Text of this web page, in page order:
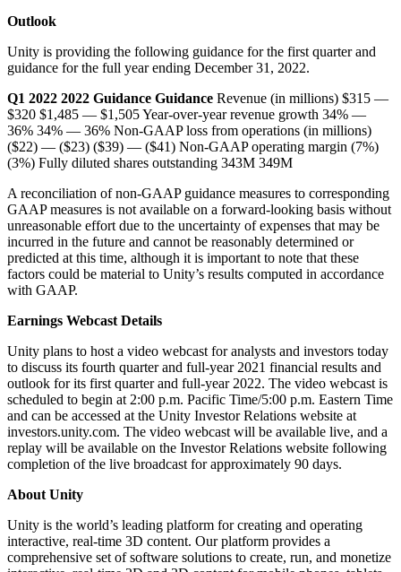
Outlook
Unity is providing the following guidance for the first quarter and
guidance for the full year ending December 31, 2022.
Q1 2022 2022 Guidance Guidance Revenue (in millions) $315 —
$320 $1,485 — $1,505 Year-over-year revenue growth 34% —
36% 34% — 36% Non-GAAP loss from operations (in millions)
($22) — ($23) ($39) — ($41) Non-GAAP operating margin (7%)
(3%) Fully diluted shares outstanding 343M 349M
A reconciliation of non-GAAP guidance measures to corresponding
GAAP measures is not available on a forward-looking basis without
unreasonable effort due to the uncertainty of expenses that may be
incurred in the future and cannot be reasonably determined or
predicted at this time, although it is important to note that these
factors could be material to Unity’s results computed in accordance
with GAAP.
Earnings Webcast Details
Unity plans to host a video webcast for analysts and investors today
to discuss its fourth quarter and full-year 2021 financial results and
outlook for its first quarter and full-year 2022. The video webcast is
scheduled to begin at 2:00 p.m. Pacific Time/5:00 p.m. Eastern Time
and can be accessed at the Unity Investor Relations website at
investors.unity.com. The video webcast will be available live, and a
replay will be available on the Investor Relations website following
completion of the live broadcast for approximately 90 days.
About Unity
Unity is the world’s leading platform for creating and operating
interactive, real-time 3D content. Our platform provides a
comprehensive set of software solutions to create, run, and monetize